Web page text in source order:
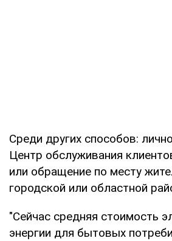
Среди других способов:
Центр обслуживания
или обращение по месту
городской или областной
"Сейчас средняя стоимость
энергии для бытовых